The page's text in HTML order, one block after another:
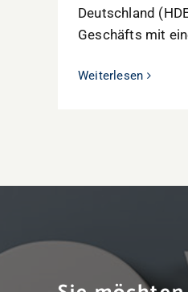
Deutschland
Geschäfts mit
Weiterlesen